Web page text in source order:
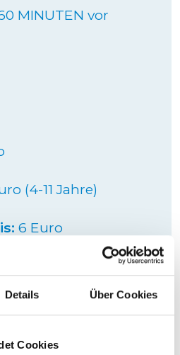
Details Über Cookies
Cookies
MINUTEN vor
(4-11 Jahre)
6 Euro
im Monat, wie
für Kulturerbe und
Ministeriums für